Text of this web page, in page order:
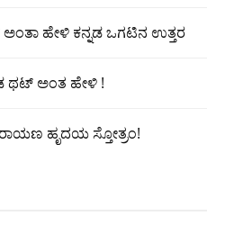
ಹೇಳಿ ಕನ್ನಡ ಒಗಟಿನ ಉತ್ತರ
ಥಟ್ ಅಂತ ಹೇಳಿ !
ಹೃದಯ ಸ್ತೋತ್ರಂ!